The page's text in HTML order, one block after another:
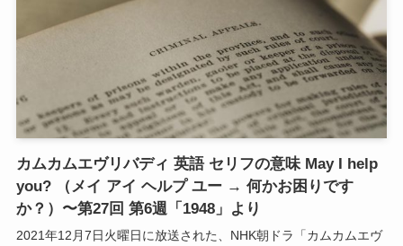
カムカムエヴリバディ 英語 セリフの意味 May I help
you? （メイ アイ ヘルプ ユー → 何かお困りです
か？）〜第27回 第6週「1948」より
2021年12月7日火曜日に放送された、NHK朝ドラ「カムカムエヴ